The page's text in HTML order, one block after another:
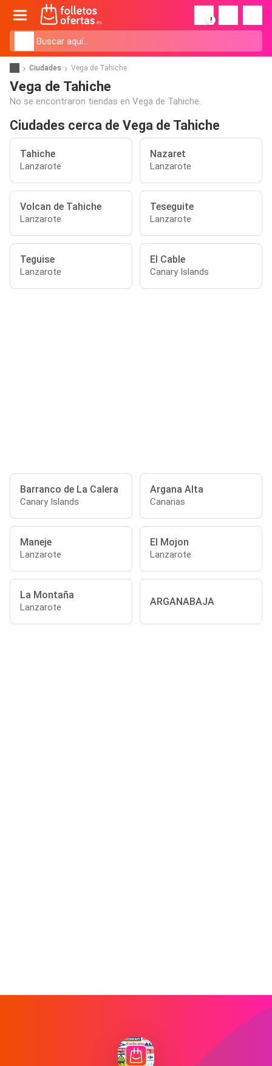
!
Ciudades Vega de Tahiche
Vega de Tahiche
No se encontraron tiendas en Vega de Tahiche.
Ciudades cerca de Vega de Tahiche
Tahiche
Lanzarote
Nazaret
Lanzarote
Volcan de Tahiche
Lanzarote
Teseguite
Lanzarote
Teguise
Lanzarote
El Cable
Canary Islands
Barranco de La Calera
Canary Islands
Argana Alta
Canarias
Maneje
Lanzarote
El Mojon
Lanzarote
La Montaña
Lanzarote ARGANABAJA